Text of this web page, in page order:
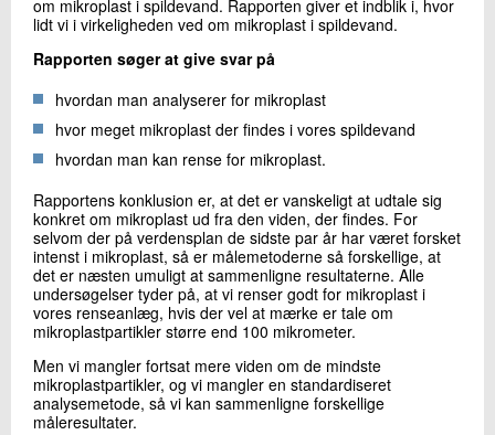
om mikroplast i spildevand. Rapporten giver et indblik i, hvor
lidt vi i virkeligheden ved om mikroplast i spildevand.
Rapporten søger at give svar på
hvordan man analyserer for mikroplast
hvor meget mikroplast der findes i vores spildevand
hvordan man kan rense for mikroplast.
Rapportens konklusion er, at det er vanskeligt at udtale sig
konkret om mikroplast ud fra den viden, der findes. For
selvom der på verdensplan de sidste par år har været forsket
intenst i mikroplast, så er målemetoderne så forskellige, at
det er næsten umuligt at sammenligne resultaterne. Alle
undersøgelser tyder på, at vi renser godt for mikroplast i
vores renseanlæg, hvis der vel at mærke er tale om
mikroplastpartikler større end 100 mikrometer.
Men vi mangler fortsat mere viden om de mindste
mikroplastpartikler, og vi mangler en standardiseret
analysemetode, så vi kan sammenligne forskellige
måleresultater.